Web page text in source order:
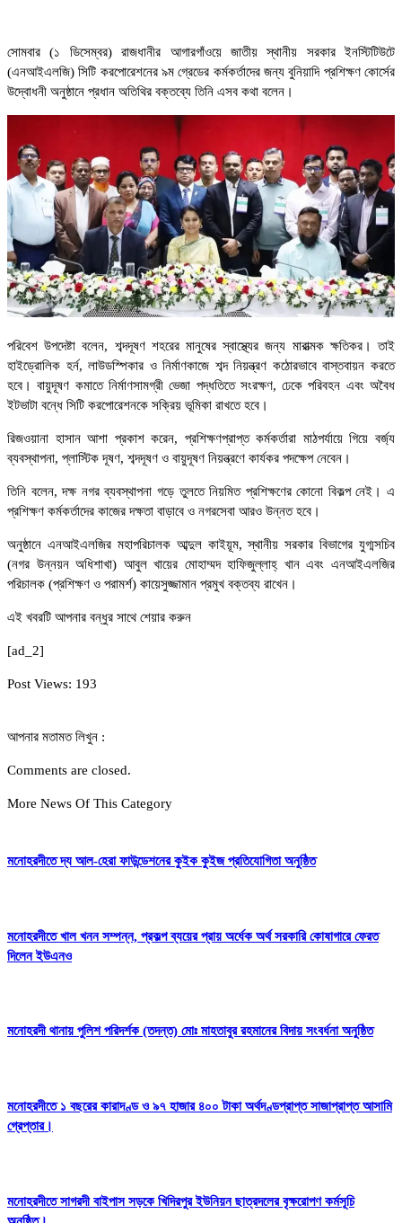
সোমবার (১ ডিসেম্বর) রাজধানীর আগারগাঁওয়ে জাতীয় স্থানীয় সরকার ইনস্টিটিউটে
(এনআইএলজি) সিটি করপোরেশনের ৯ম গ্রেডের কর্মকর্তাদের জন্য বুনিয়াদি প্রশিক্ষণ কোর্সের
উদ্বোধনী অনুষ্ঠানে প্রধান অতিথির বক্তব্যে তিনি এসব কথা বলেন।
পরিবেশ উপদেষ্টা বলেন, শব্দদূষণ শহরের মানুষের স্বাস্থ্যের জন্য মারাত্মক ক্ষতিকর। তাই
হাইড্রোলিক হর্ন, লাউডস্পিকার ও নির্মাণকাজে শব্দ নিয়ন্ত্রণ কঠোরভাবে বাস্তবায়ন করতে
হবে। বায়ুদূষণ কমাতে নির্মাণসামগ্রী ভেজা পদ্ধতিতে সংরক্ষণ, ঢেকে পরিবহন এবং অবৈধ
ইটভাটা বন্ধে সিটি করপোরেশনকে সক্রিয় ভূমিকা রাখতে হবে।
রিজওয়ানা হাসান আশা প্রকাশ করেন, প্রশিক্ষণপ্রাপ্ত কর্মকর্তারা মাঠপর্যায়ে গিয়ে বর্জ্য
ব্যবস্থাপনা, প্লাস্টিক দূষণ, শব্দদূষণ ও বায়ুদূষণ নিয়ন্ত্রণে কার্যকর পদক্ষেপ নেবেন।
তিনি বলেন, দক্ষ নগর ব্যবস্থাপনা গড়ে তুলতে নিয়মিত প্রশিক্ষণের কোনো বিকল্প নেই। এ
প্রশিক্ষণ কর্মকর্তাদের কাজের দক্ষতা বাড়াবে ও নগরসেবা আরও উন্নত হবে।
অনুষ্ঠানে এনআইএলজির মহাপরিচালক আব্দুল কাইয়ূম, স্থানীয় সরকার বিভাগের যুগ্মসচিব
(নগর উন্নয়ন অধিশাখা) আবুল খায়ের মোহাম্মদ হাফিজুল্লাহ্ খান এবং এনআইএলজির
পরিচালক (প্রশিক্ষণ ও পরামর্শ) কায়েসুজ্জামান প্রমুখ বক্তব্য রাখেন।
এই খবরটি আপনার বন্ধুর সাথে শেয়ার করুন
[ad_2]
Post Views: 193
আপনার মতামত লিখুন :
Comments are closed.
More News Of This Category
মনোহরদীতে দ্য আল-হেরা ফাউন্ডেশনের কুইক কুইজ প্রতিযোগিতা অনুষ্ঠিত
মনোহরদীতে খাল খনন সম্পন্ন, প্রকল্প ব্যয়ের প্রায় অর্ধেক অর্থ সরকারি কোষাগারে ফেরত
দিলেন ইউএনও
মনোহরদী থানায় পুলিশ পরিদর্শক (তদন্ত) মোঃ মাহতাবুর রহমানের বিদায় সংবর্ধনা অনুষ্ঠিত
মনোহরদীতে ১ বছরের কারাদণ্ড ও ৯৭ হাজার ৪০০ টাকা অর্থদণ্ডপ্রাপ্ত সাজাপ্রাপ্ত আসামি
গ্রেপ্তার।
মনোহরদীতে সাগরদী বাইপাস সড়কে খিদিরপুর ইউনিয়ন ছাত্রদলের বৃক্ষরোপণ কর্মসূচি